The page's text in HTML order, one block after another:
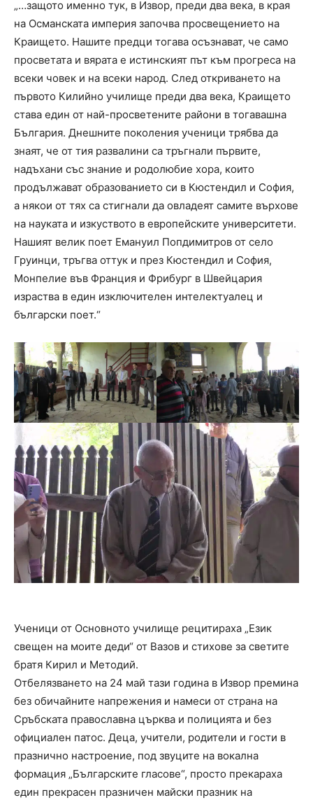
„…защото именно тук, в Извор, преди два века, в края
на Османската империя започва просвещението на
Краището. Нашите предци тогава осъзнават, че само
просветата и вярата е истинският път към прогреса на
всеки човек и на всеки народ. След откриването на
първото Килийно училище преди два века, Краището
става един от най-просветените райони в тогавашна
България. Днешните поколения ученици трябва да
знаят, че от тия развалини са тръгнали първите,
надъхани със знание и родолюбие хора, които
продължават образованието си в Кюстендил и София,
а някои от тях са стигнали да овладеят самите върхове
на науката и изкуството в европейските университети.
Нашият велик поет Емануил Попдимитров от село
Груинци, тръгва оттук и през Кюстендил и София,
Монпелие във Франция и Фрибург в Швейцария
израства в един изключителен интелектуалец и
български поет.“
Ученици от Основното училище рецитираха „Език
свещен на моите деди“ от Вазов и стихове за светите
братя Кирил и Методий.
Отбелязването на 24 май тази година в Извор премина
без обичайните напрежения и намеси от страна на
Сръбската православна църква и полицията и без
официален патос. Деца, учители, родители и гости в
празнично настроение, под звуците на вокална
формация „Българските гласове“, просто прекараха
един прекрасен празничен майски празник на